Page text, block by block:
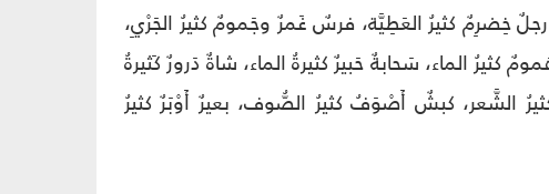
رجلٌ خِضرِمٌ كثيرُ العَطِيَّة، فرسٌ غَمرٌ وجَمومٌ كثيرُ الجَرْيِ،
كثيرُ الماء، سَحابةٌ حَبيرٌ كثيرةُ الماء، شاةٌ دَرورٌ كَثيرةُ
الشَّعر، كبشٌ أَصْوَفُ كثيرُ الصُّوف، بعيرٌ أَوْبَرٌ كثيرُ